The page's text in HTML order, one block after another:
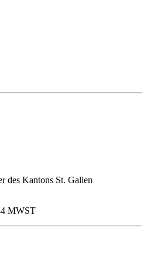
des Kantons St. Gallen
MWST